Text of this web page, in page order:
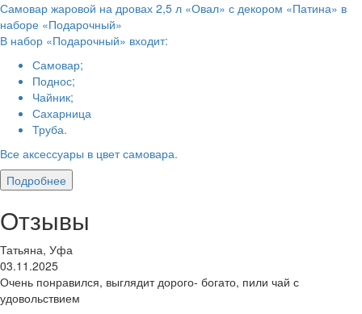
Самовар жаровой на дровах 2,5 л «Овал» с декором «Патина» в
наборе «Подарочный»
В набор «Подарочный» входит:
Самовар;
Поднос;
Чайник;
Сахарница
Труба.
Все аксессуары в цвет самовара.
Подробнее
Отзывы
Татьяна, Уфа
03.11.2025
Очень понравился, выглядит дорого- богато, пили чай с
удовольствием